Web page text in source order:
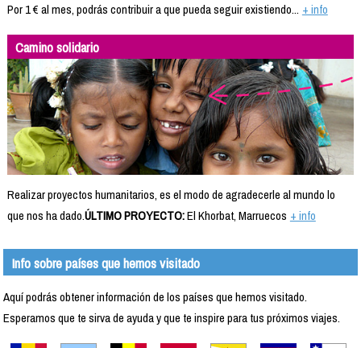
Por 1 € al mes, podrás contribuir a que pueda seguir existiendo... + info
Camino solidario
Realizar proyectos humanitarios, es el modo de agradecerle al mundo lo
que nos ha dado.ÚLTIMO PROYECTO:El Khorbat, Marruecos + info
Info sobre países que hemos visitado
Aquí podrás obtener información de los países que hemos visitado.
Esperamos que te sirva de ayuda y que te inspire para tus próximos viajes.